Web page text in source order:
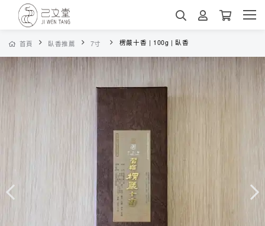
首頁 臥香推薦 7寸 楞嚴十香 | 100g | 臥香